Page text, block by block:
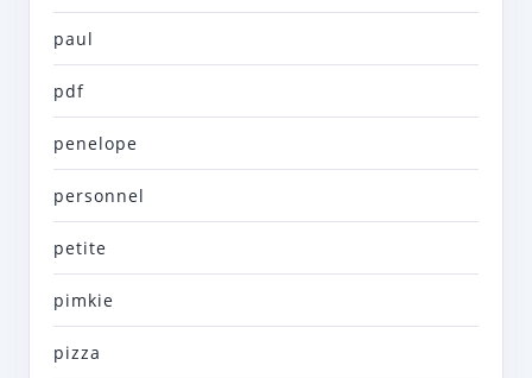
paul
pdf
penelope
personnel
petite
pimkie
pizza